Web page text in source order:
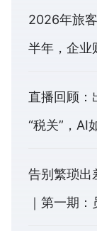
2026年旅
半年，企业
直播回顾：
“税关”，AI
告别繁琐出
｜第一期